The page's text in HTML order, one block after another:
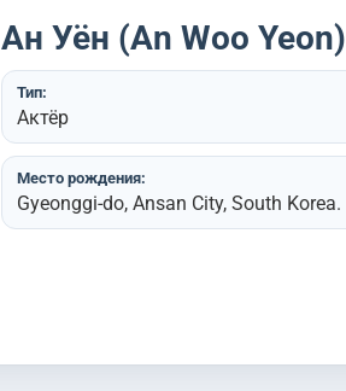
Ан Уён (An Woo Yeon)
Тип:
Актёр
Место рождения:
Gyeonggi-do, Ansan City, South Korea.